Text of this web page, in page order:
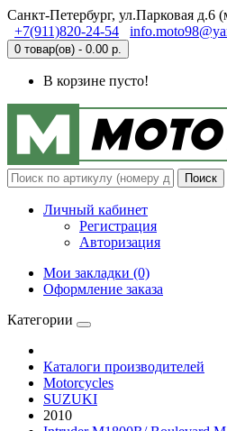
Санкт-Петербург, ул.Парковая д.6
+7(911)820-24-54
0 товар(ов) - 0.00 р.
В корзине пусто!
Поиск
Личный кабинет
Регистрация
Авторизация
Мои закладки (0)
Оформление заказа
Категории
Каталоги производителей
Motorcycles
SUZUKI
2010